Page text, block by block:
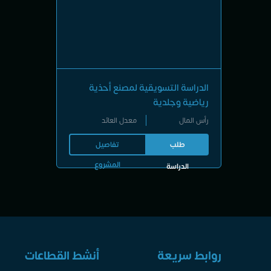
الدراسة التسويقية لمصنع أحذية
رياضية وجلدية
رأس المال
معدل العائد
طلب
الدراسة
تفاصيل
المشروع
روابط سريعة أنشط القطاعات